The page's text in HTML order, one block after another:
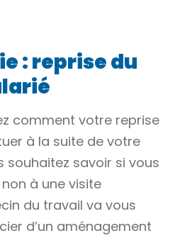
: reprise du
comment votre reprise
à la suite de votre
souhaitez savoir si vous
à une visite
du travail va vous
d’un aménagement